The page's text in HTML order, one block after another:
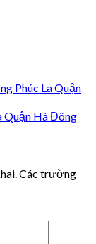
Phúc La Quận
Quận Hà Đông
Các trường